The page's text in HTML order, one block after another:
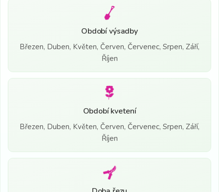
Období výsadby
Březen, Duben, Květen, Červen, Červenec, Srpen, Září,
Říjen
Období kvetení
Březen, Duben, Květen, Červen, Červenec, Srpen, Září,
Říjen